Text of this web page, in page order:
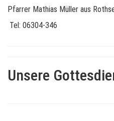
Pfarrer Mathias Müller aus
Tel: 06304-346
Unsere